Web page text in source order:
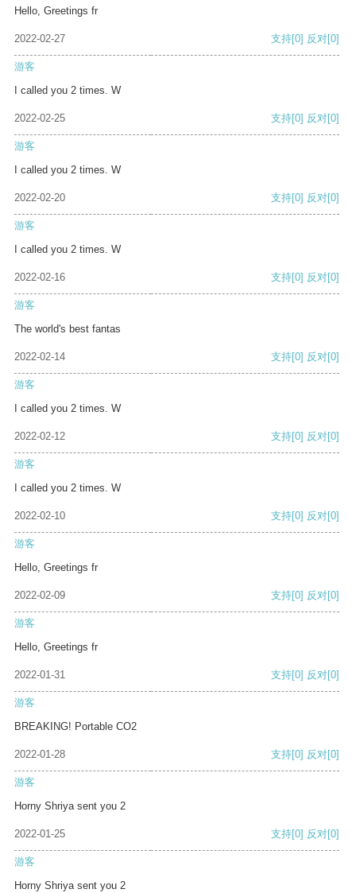
Hello, Greetings fr
2022-02-27 支持[0] 反对[0]
游客
I called you 2 times. W
2022-02-25 支持[0] 反对[0]
游客
I called you 2 times. W
2022-02-20 支持[0] 反对[0]
游客
I called you 2 times. W
2022-02-16 支持[0] 反对[0]
游客
The world's best fantas
2022-02-14 支持[0] 反对[0]
游客
I called you 2 times. W
2022-02-12 支持[0] 反对[0]
游客
I called you 2 times. W
2022-02-10 支持[0] 反对[0]
游客
Hello, Greetings fr
2022-02-09 支持[0] 反对[0]
游客
Hello, Greetings fr
2022-01-31 支持[0] 反对[0]
游客
BREAKING! Portable CO2
2022-01-28 支持[0] 反对[0]
游客
Horny Shriya sent you 2
2022-01-25 支持[0] 反对[0]
游客
Horny Shriya sent you 2